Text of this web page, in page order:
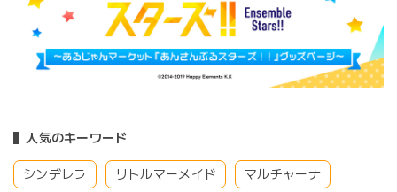
人気のキーワード
シンデレラ リトルマーメイド マルチャーナ